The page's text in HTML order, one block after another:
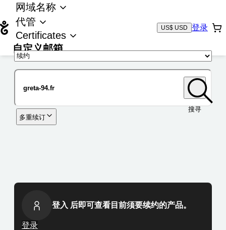
网域名称
代管
Certificates
自定义邮箱
US$ USD 登录
搜寻
多重续订
登入 后即可查看目前须要续约的产品。
登录